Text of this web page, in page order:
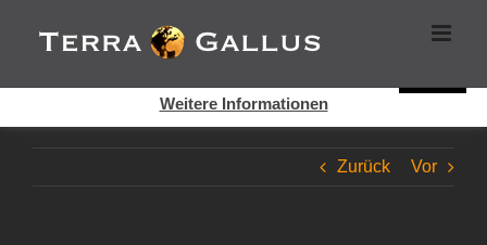
Inhalt
springen
Zurück Vor
Cookies helfen auf auf dieser Seite bei der Bereitstellung der
Dienste. Durch die Nutzung dieser Webseite erklären Sie sich
Weitere Informationen